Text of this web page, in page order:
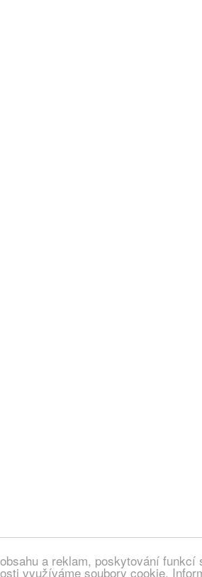
a reklam, poskytování
využíváme soubory cookie.